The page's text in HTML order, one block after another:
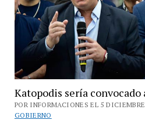
Katopodis sería
POR INFORMACIONES EL 5
GOBIERNO